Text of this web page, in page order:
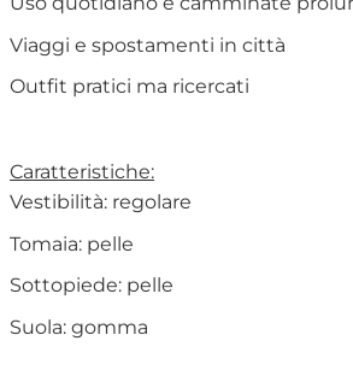
Viaggi e spostamenti in città
Outfit pratici ma ricercati
Caratteristiche:
Vestibilità: regolare
Tomaia: pelle
Sottopiede: pelle
Suola: gomma